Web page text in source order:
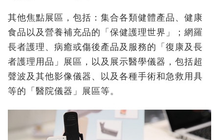
其他焦點展區，包括：集合各類健體產品、健康
食品以及營養補充品的「保健護理世界」；網羅
長者護理、病癒或傷後產品及服務的「復康及長
者護理用品」展區，以及展示醫學儀器，包括超
聲波及其他影像儀器、以及各種手術和急救用具
等的「醫院儀器」展區等。